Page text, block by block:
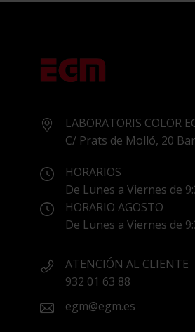
LABORATORIS COLOR
C/ Prats de Molló, 20
HORARIOS
De Lunes a Viernes de
HORARIO AGOSTO
De Lunes a Viernes de
ATENCIÓN AL CLIENTE
932 01 63 88
egm@egm.es